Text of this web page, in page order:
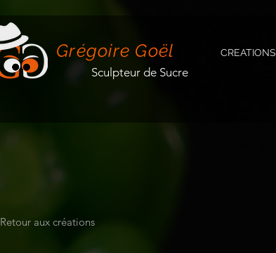
CREATIONS
Grégoire Goël
Sculpteur de Sucre
Retour aux créations